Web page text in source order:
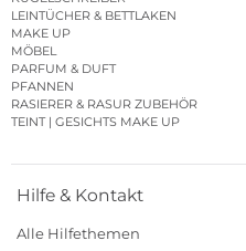
LEINTÜCHER & BETTLAKEN
MAKE UP
MÖBEL
PARFUM & DUFT
PFANNEN
RASIERER & RASUR ZUBEHÖR
TEINT | GESICHTS MAKE UP
Hilfe & Kontakt
Alle Hilfethemen